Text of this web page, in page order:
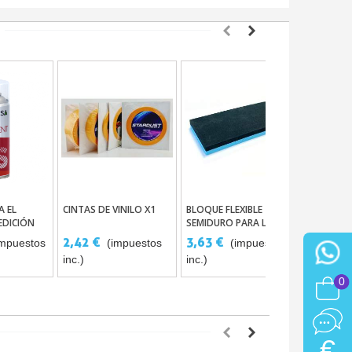
Carrito
EL
Añadir Al Carrito
CINTAS DE VINILO X1
2,42 €
(impuestos
inc.)
Añadir Al Carrito
BLOQUE FLEXIBLE
SEMIDURO PARA LIJADO
DE PRECISIÓN
3,63 €
(impuestos
inc.)
MARMOL
3,03 €
inc.)
0